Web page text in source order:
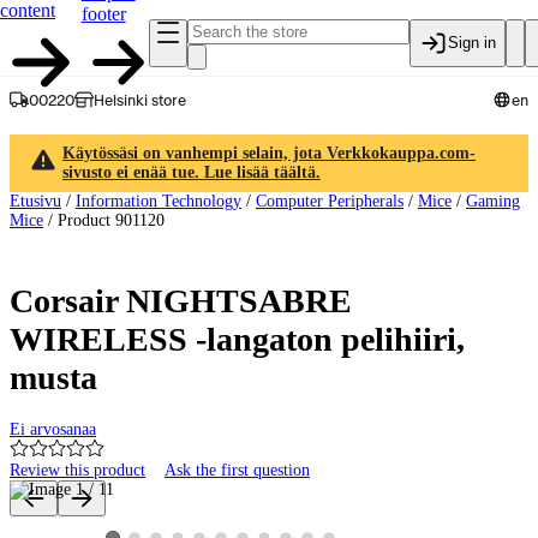
content
footer
Sign in
00220 Helsinki store en
Käytössäsi on vanhempi selain, jota Verkkokauppa.com-
sivusto ei enää tue. Lue lisää täältä.
Etusivu / Information Technology / Computer Peripherals / Mice / Gaming
Mice / Product 901120
Corsair NIGHTSABRE
WIRELESS -langaton pelihiiri,
musta
Ei arvosanaa
Review this product Ask the first question
Product images and videos